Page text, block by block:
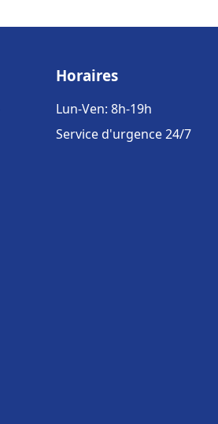
Horaires
Lun-Ven: 8h-19h
Service d'urgence 24/7